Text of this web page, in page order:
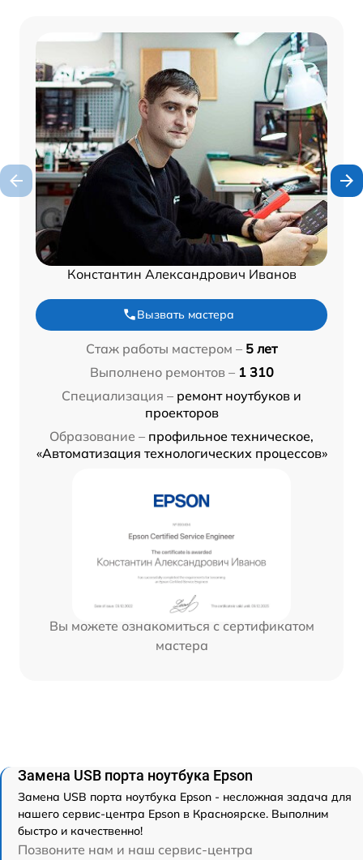
Константин Александрович Иванов
Вызвать мастера
Стаж работы мастером – 5 лет
Выполнено ремонтов – 1 310
Специализация – ремонт ноутбуков и
проекторов
Образование – профильное техническое,
«Автоматизация технологических процессов»
Вы можете ознакомиться с сертификатом
мастера
Замена USB порта ноутбука Epson
Замена USB порта ноутбука Epson - несложная задача для
нашего сервис-центра Epson в Красноярске. Выполним
быстро и качественно!
Позвоните нам и наш сервис-центра